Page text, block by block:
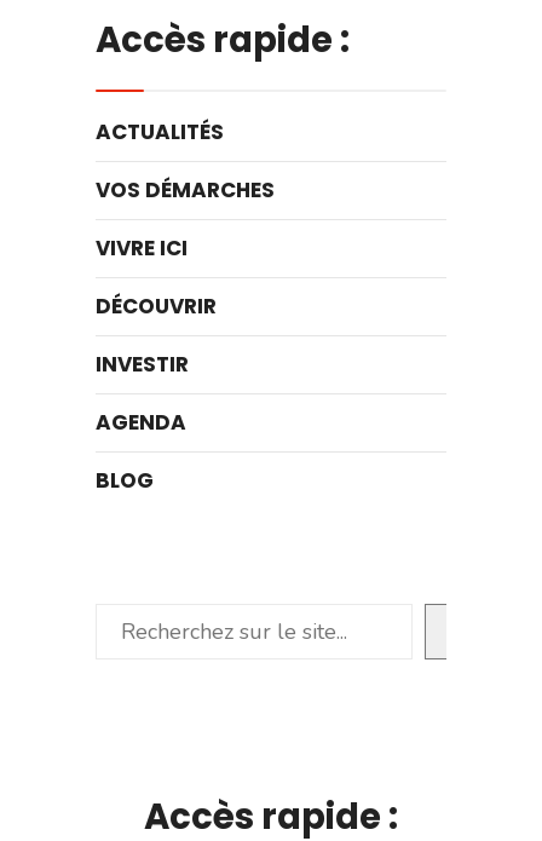
Accès rapide :
ACTUALITÉS
VOS DÉMARCHES
VIVRE ICI
DÉCOUVRIR
INVESTIR
AGENDA
BLOG
Rechercher
Accès rapide :